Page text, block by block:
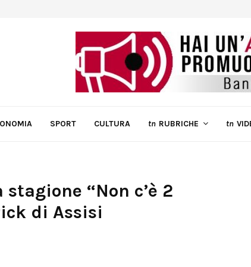
SPORT CULTURA tn RUBRICHE tn
“Non c’è 2
di Assisi